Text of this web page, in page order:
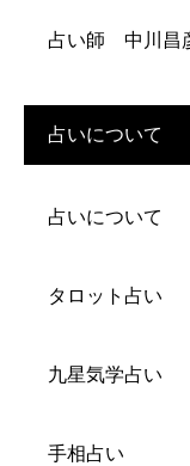
占い師 中川昌
占いについて
占いについて
タロット占い
九星気学占い
手相占い